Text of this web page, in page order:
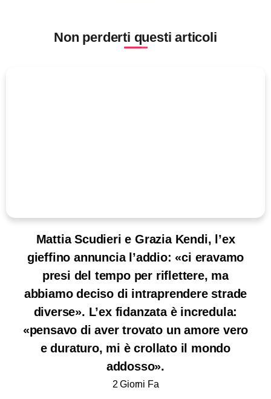
Non perderti questi articoli
Mattia Scudieri e Grazia Kendi, l’ex
gieffino annuncia l’addio: «ci eravamo
presi del tempo per riflettere, ma
abbiamo deciso di intraprendere strade
diverse». L’ex fidanzata è incredula:
«pensavo di aver trovato un amore vero
e duraturo, mi è crollato il mondo
addosso».
2 Giorni Fa